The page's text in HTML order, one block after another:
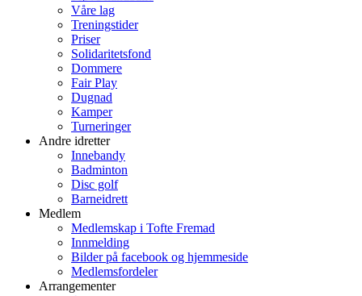
Våre lag
Treningstider
Priser
Solidaritetsfond
Dommere
Fair Play
Dugnad
Kamper
Turneringer
Andre idretter
Innebandy
Badminton
Disc golf
Barneidrett
Medlem
Medlemskap i Tofte Fremad
Innmelding
Bilder på facebook og hjemmeside
Medlemsfordeler
Arrangementer